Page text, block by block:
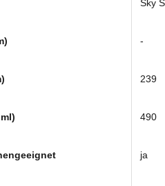
Sky
-
239
490
ja